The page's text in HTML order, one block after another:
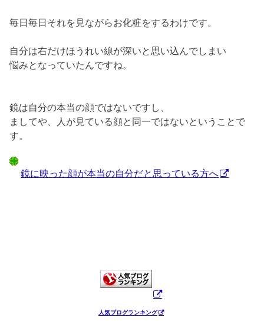
毎日毎日それを見ながらお化粧をするわけです。
自分は右だけほうれい線が深いと思い込んでしまい
悩みとなっていたんですね。
鏡は自分の本当の顔ではないですし、
ましてや、人が見ている顔と同一ではないということで
す。
鏡に映った顔が本当の自分だと思っている方へ
人気ブログランキング